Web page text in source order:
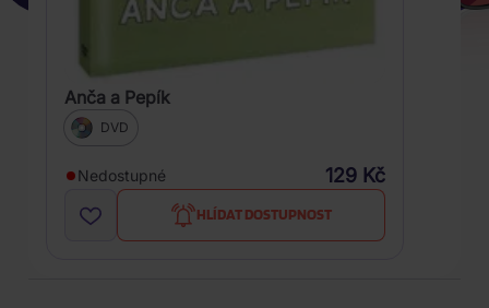
Anča a Pepík
DVD
Nedostupné 129 Kč
HLÍDAT DOSTUPNOST